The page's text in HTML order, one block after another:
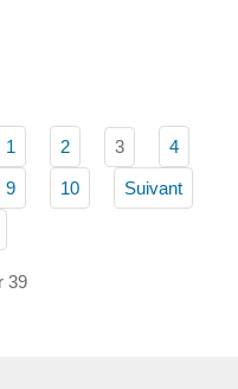
1 2 3 4
9 10 Suivant
39